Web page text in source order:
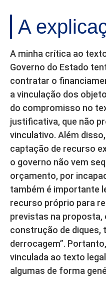
A
A minha crítica ao
Governo do Estado
contratar o
a vinculação dos
do compromisso no
justificativa, que não
vinculativo. Além
captação de recurso
o governo não vem
orçamento, por
também é importante
recurso próprio para
previstas na proposta,
construção de diques,
derrocagem”.
vinculada ao texto
algumas de forma